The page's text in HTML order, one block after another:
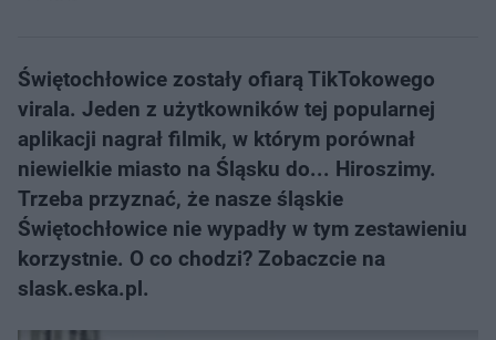
Świętochłowice zostały ofiarą TikTokowego
virala. Jeden z użytkowników tej popularnej
aplikacji nagrał filmik, w którym porównał
niewielkie miasto na Śląsku do... Hiroszimy.
Trzeba przyznać, że nasze śląskie
Świętochłowice nie wypadły w tym zestawieniu
korzystnie. O co chodzi? Zobaczcie na
slask.eska.pl.